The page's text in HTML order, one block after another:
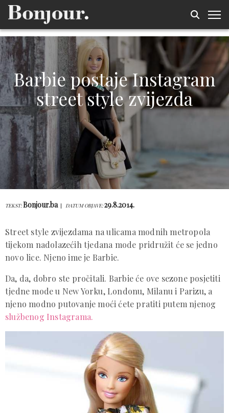
Barbie postaje Instagram
street style zvijezda
TEKST:Bonjour.ba DATUM OBJAVE:29.8.2014.
Street style zvijezdama na ulicama modnih metropola
tijekom nadolazećih tjedana mode pridružit će se jedno
novo lice. Njeno ime je Barbie.
Da, da, dobro ste pročitali. Barbie će ove sezone posjetiti
tjedne mode u New Yorku, Londonu, Milanu i Parizu, a
njeno modno putovanje moći ćete pratiti putem njenog
službenog Instagrama.